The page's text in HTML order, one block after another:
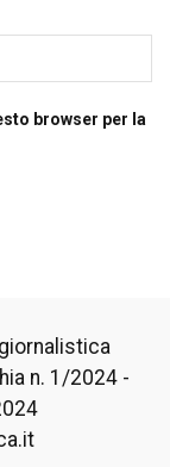
browser per la
n. 1/2024 -